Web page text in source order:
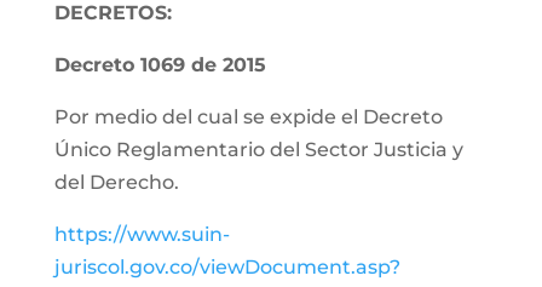
DECRETOS:
Decreto 1069 de 2015
Por medio del cual se expide el Decreto
Único Reglamentario del Sector Justicia y
del Derecho.
https://www.suin-
juriscol.gov.co/viewDocument.asp?